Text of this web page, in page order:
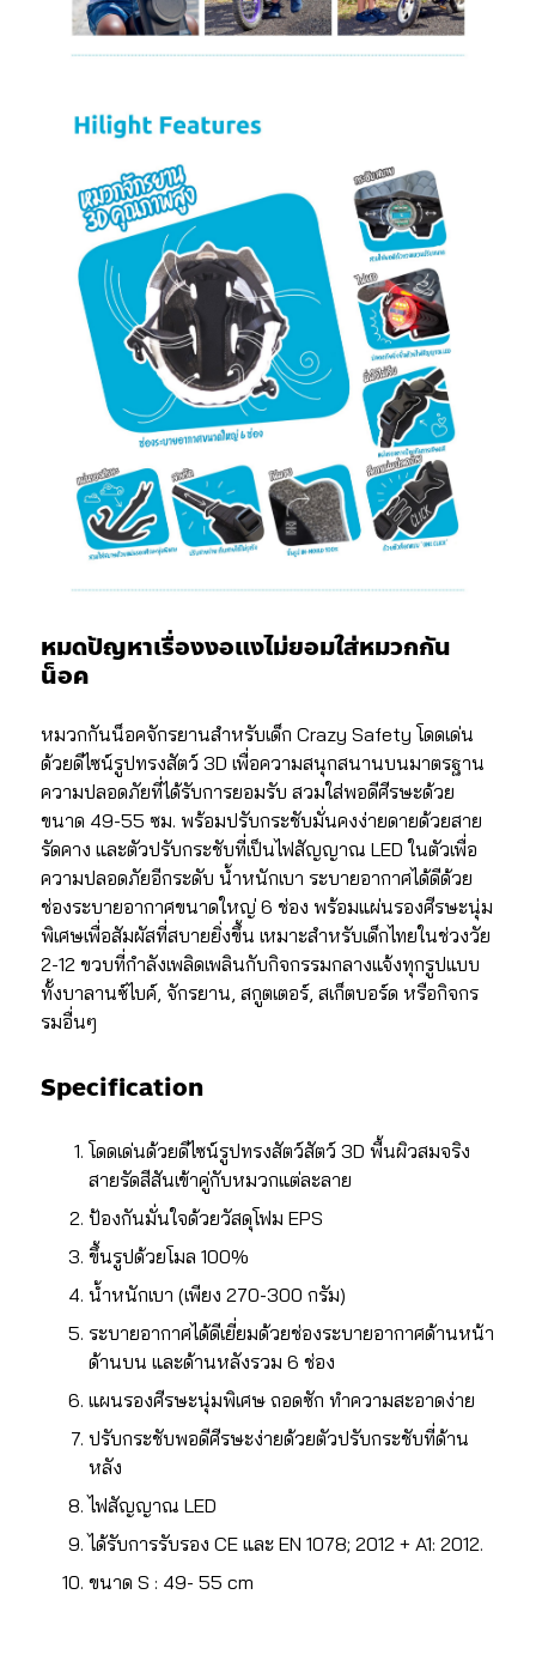
หมดปัญหาเรื่องงอแงไม่ยอมใส่หมวกกัน
น็อค
หมวกกันน็อคจักรยานสำหรับเด็ก Crazy Safety โดดเด่น
ด้วยดีไซน์รูปทรงสัตว์ 3D เพื่อความสนุกสนานบนมาตรฐาน
ความปลอดภัยที่ได้รับการยอมรับ สวมใส่พอดีศีรษะด้วย
ขนาด 49-55 ซม. พร้อมปรับกระชับมั่นคงง่ายดายด้วยสาย
รัดคาง และตัวปรับกระชับที่เป็นไฟสัญญาณ LED ในตัวเพื่อ
ความปลอดภัยอีกระดับ น้ำหนักเบา ระบายอากาศได้ดีด้วย
ช่องระบายอากาศขนาดใหญ่ 6 ช่อง พร้อมแผ่นรองศีรษะนุ่ม
พิเศษเพื่อสัมผัสที่สบายยิ่งขึ้น เหมาะสำหรับเด็กไทยในช่วงวัย
2-12 ขวบที่กำลังเพลิดเพลินกับกิจกรรมกลางแจ้งทุกรูปแบบ
ทั้งบาลานซ์ไบค์, จักรยาน, สกูตเตอร์, สเก็ตบอร์ด หรือกิจกร
รมอื่นๆ
Specification
โดดเด่นด้วยดีไซน์รูปทรงสัตว์สัตว์ 3D พื้นผิวสมจริง
สายรัดสีสันเข้าคู่กับหมวกแต่ละลาย
ป้องกันมั่นใจด้วยวัสดุโฟม EPS
ขึ้นรูปด้วยโมล 100%
น้ำหนักเบา (เพียง 270-300 กรัม)
ระบายอากาศได้ดีเยี่ยมด้วยช่องระบายอากาศด้านหน้า
ด้านบน และด้านหลังรวม 6 ช่อง
แผนรองศีรษะนุ่มพิเศษ ถอดซัก ทำความสะอาดง่าย
ปรับกระชับพอดีศีรษะง่ายด้วยตัวปรับกระชับที่ด้าน
หลัง
ไฟสัญญาณ LED
ได้รับการรับรอง CE และ EN 1078; 2012 + A1: 2012.
ขนาด S : 49- 55 cm